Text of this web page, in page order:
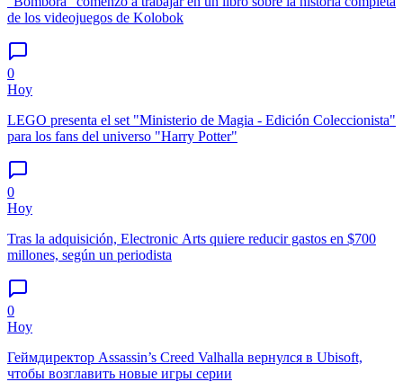
de los videojuegos de Kolobok
0
Hoy
LEGO presenta el set "Ministerio de Magia - Edición Coleccionista"
para los fans del universo "Harry Potter"
0
Hoy
Tras la adquisición, Electronic Arts quiere reducir gastos en $700
millones, según un periodista
0
Hoy
Геймдиректор Assassin’s Creed Valhalla вернулся в Ubisoft,
чтобы возглавить новые игры серии